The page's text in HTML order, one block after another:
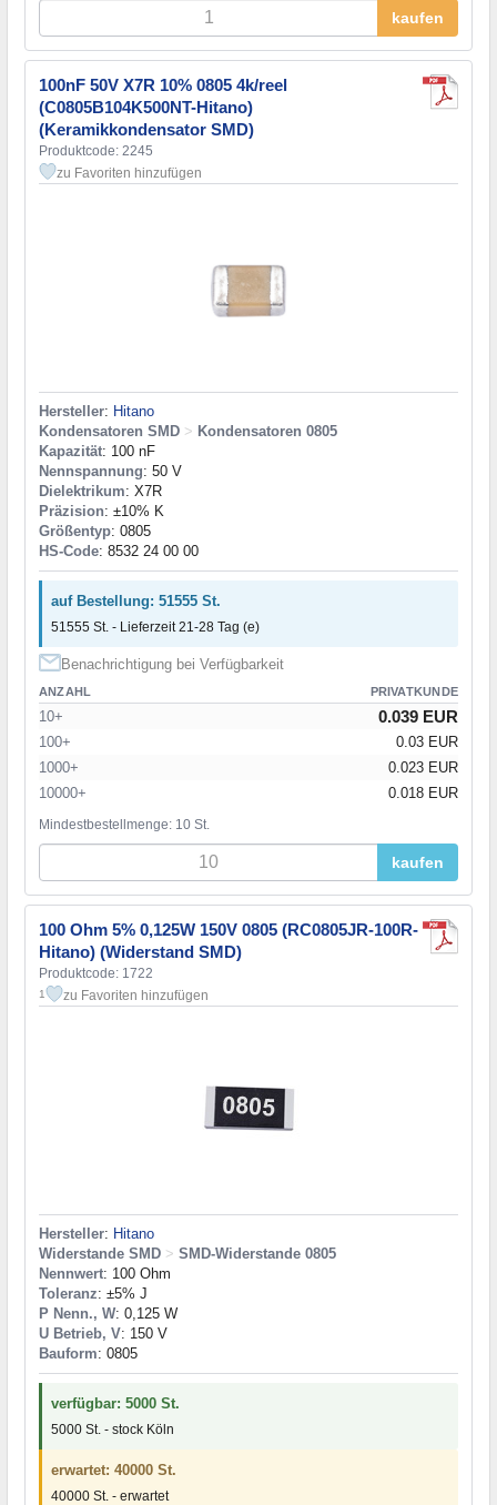
kaufen
100nF 50V X7R 10% 0805 4k/reel
(C0805B104K500NT-Hitano)
(Keramikkondensator SMD)
Produktcode: 2245
zu Favoriten hinzufügen
Hersteller: Hitano
Kondensatoren SMD > Kondensatoren 0805
Kapazität: 100 nF
Nennspannung: 50 V
Dielektrikum: X7R
Präzision: ±10% K
Größentyp: 0805
HS-Code: 8532 24 00 00
auf Bestellung: 51555 St.
51555 St. - Lieferzeit 21-28 Tag (e)
Benachrichtigung bei Verfügbarkeit
ANZAHL PRIVATKUNDE
10+ 0.039 EUR
100+
0.03 EUR
1000+
0.023 EUR
10000+
0.018 EUR
Mindestbestellmenge: 10 St.
kaufen
100 Ohm 5% 0,125W 150V 0805 (RC0805JR-100R-
Hitano) (Widerstand SMD)
Produktcode: 1722
1 zu Favoriten hinzufügen
Hersteller: Hitano
Widerstande SMD > SMD-Widerstande 0805
Nennwert: 100 Ohm
Toleranz: ±5% J
P Nenn., W: 0,125 W
U Betrieb, V: 150 V
Bauform: 0805
verfügbar: 5000 St.
5000 St. - stock Köln
erwartet: 40000 St.
40000 St. - erwartet